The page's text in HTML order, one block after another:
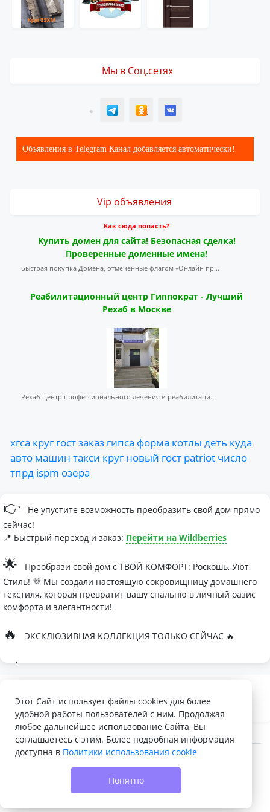
Мы в Соц.сетях
T ОК ВК
Объявления в Telegram Канал добавляется автоматически!
Vip объявления
Как сюда попасть?
Купить домен для сайта! Безопасная сделка!
Проверенные доменные имена!
Быстрая покупка Домена, отмеченные флагом «Онлайн пр...
Реабилитационный центр Гиппократ - Лучший
Рехаб в Москве
Рехаб Центр профессионального лечения и реабилитаци...
хгса круг гостзаказ гипса форма котлы деть куда
авто машин такси круг новый гост patriot число
тпрд ispm озера
👉
Не упустите возможность преобразить свой дом прямо
сейчас!
📍 Быстрый переход и заказ: Перейти на Wildberries
🌟
Преобрази свой дом с ТВОЙ КОМФОРТ: Роскошь, Уют,
Стиль! 💜 Мы создали настоящую сокровищницу домашнего
текстиля, которая превратит вашу спальню в личный оазис
комфорта и элегантности!
🔥 ЭКСКЛЮЗИВНАЯ КОЛЛЕКЦИЯ ТОЛЬКО СЕЙЧАС 🔥
🛏
Палитра изысканных оттенков:
- Темно-серый для минималистичных интерьеров
- Сиреневый для романтичных натур
- Персиковый мусс для теплой атмосферы
Шелковые одеяла Тусса - мечта о совершенном сне
Этот Сайт использует файлы cookies для более
удобной работы пользователей с ним. Продолжая
любое дальнейшее использование Сайта, Вы
соглашаетесь с этим. Более подробная информация
доступна в Политики использования cookie
Понятно
© 2022 - 2026 Доска объявлений VELQ.RU